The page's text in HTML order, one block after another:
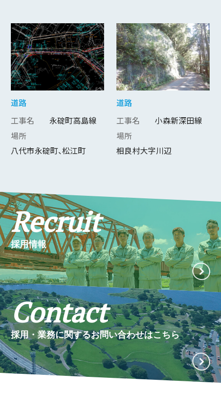
道路
工事名
永碇町高島線
場所
八代市永碇町、松江町
道路
工事名
小森新深田線
場所
相良村大字川辺
Recruit
採用情報
Contact
採用・業務に関するお問い合わせはこちら